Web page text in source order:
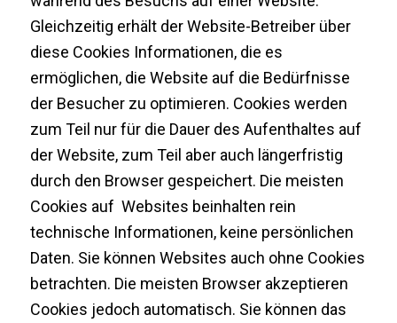
Gleichzeitig erhält der Website-Betreiber über
diese Cookies Informationen, die es
ermöglichen, die Website auf die Bedürfnisse
der Besucher zu optimieren. Cookies werden
zum Teil nur für die Dauer des Aufenthaltes auf
der Website, zum Teil aber auch längerfristig
durch den Browser gespeichert. Die meisten
Cookies auf Websites beinhalten rein
technische Informationen, keine persönlichen
Daten. Sie können Websites auch ohne Cookies
betrachten. Die meisten Browser akzeptieren
Cookies jedoch automatisch. Sie können das